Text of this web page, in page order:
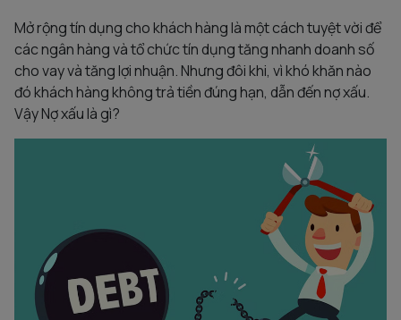
Mở rộng tín dụng cho khách hàng là một cách tuyệt vời để
các ngân hàng và tổ chức tín dụng tăng nhanh doanh số
cho vay và tăng lợi nhuận. Nhưng đôi khi, vì khó khăn nào
đó khách hàng không trả tiền đúng hạn, dẫn đến nợ xấu.
Vậy Nợ xấu là gì?